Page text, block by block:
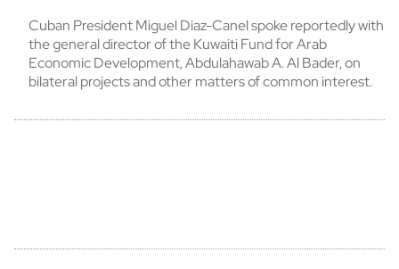
Cuban President Miguel Diaz-Canel spoke reportedly with
the general director of the Kuwaiti Fund for Arab
Economic Development, Abdulahawab A. Al Bader, on
bilateral projects and other matters of common interest.